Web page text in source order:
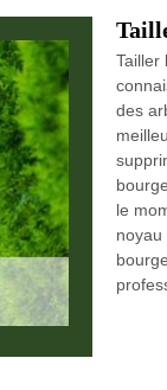
Tailler
des
le